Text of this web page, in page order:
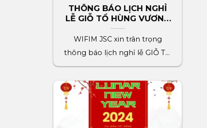
THÔNG BÁO LỊCH NGHỈ
LỄ GIỖ TỔ HÙNG VƯƠNG
2024
WIFIM JSC xin trân trọng
thông báo lịch nghỉ lễ GIỖ TỔ
HÙNG VƯƠNG đến[...]